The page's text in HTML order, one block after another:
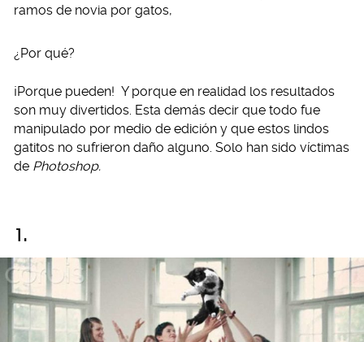
ramos de novia por gatos,
¿Por qué?
¡Porque pueden! Y porque en realidad los resultados
son muy divertidos. Esta demás decir que todo fue
manipulado por medio de edición y que estos lindos
gatitos no sufrieron daño alguno. Solo han sido víctimas
de Photoshop.
1.